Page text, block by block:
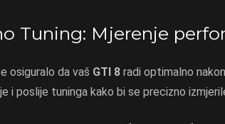
Tuning: Mjerenje
osiguralo da vaš GTI 8 radi optimalno
i poslije tuninga kako bi se precizno